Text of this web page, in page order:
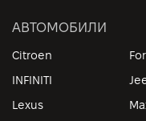
АВТОМОБИЛИ
Citroen
INFINITI
Lexus